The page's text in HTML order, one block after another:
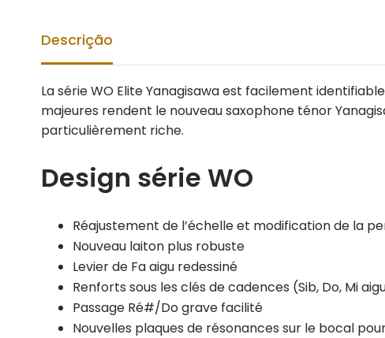
Descrição
La série WO Elite Yanagisawa est facilement
majeures rendent le nouveau saxophone ténor
particulièrement riche.
Design série WO
Réajustement de l’échelle et modification de la
Nouveau laiton plus robuste
Levier de Fa aigu redessiné
Renforts sous les clés de cadences (Sib, Do, Mi
Passage Ré#/Do grave facilité
Nouvelles plaques de résonances sur le bocal